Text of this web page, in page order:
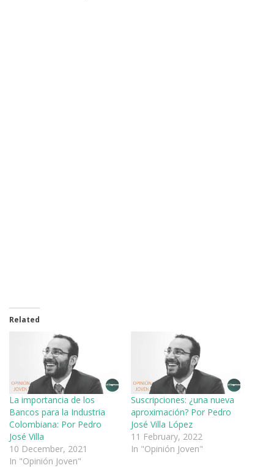
Related
La importancia de los
Bancos para la Industria
Colombiana: Por Pedro
José Villa
10 December, 2021
In "Opinión Joven"
Suscripciones: ¿una nueva
aproximación? Por Pedro
José Villa López
11 February, 2022
In "Opinión Joven"